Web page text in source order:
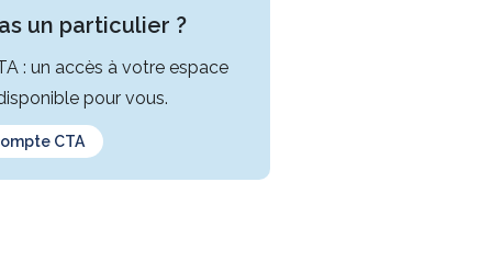
un particulier ?
: un accès à votre espace
pour vous.
CTA